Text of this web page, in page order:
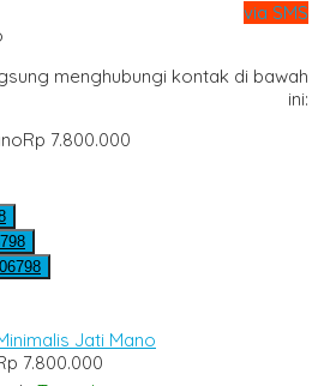
via SMS
menghubungi kontak di bawah
ini:
Rp 7.800.000
Jati Mano
7.800.000